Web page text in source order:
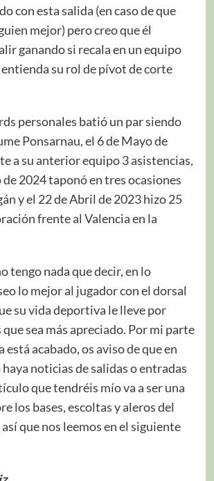
con esta salida (en caso de que
mejor) pero creo que él
ganando si recala en un equipo
su rol de pívot de corte
personales batió un par siendo
Ponsarnau, el 6 de Mayo de
a su anterior equipo 3 asistencias,
2024 taponó en tres ocasiones
y el 22 de Abril de 2023 hizo 25
frente al Valencia en la
tengo nada que decir, en lo
lo mejor al jugador con el dorsal
su vida deportiva le lleve por
sea más apreciado. Por mi parte
acabado, os aviso de que en
haya noticias de salidas o entradas
que tendréis mío va a ser una
los bases, escoltas y aleros del
que nos leemos en el siguiente